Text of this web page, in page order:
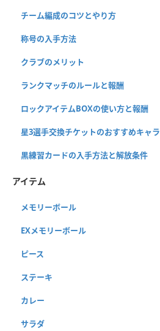
チーム編成のコツとやり方
称号の入手方法
クラブのメリット
ランクマッチのルールと報酬
ロックアイテムBOXの使い方と報酬
星3選手交換チケットのおすすめキャラ
黒練習カードの入手方法と解放条件
アイテム
メモリーボール
EXメモリーボール
ピース
ステーキ
カレー
サラダ